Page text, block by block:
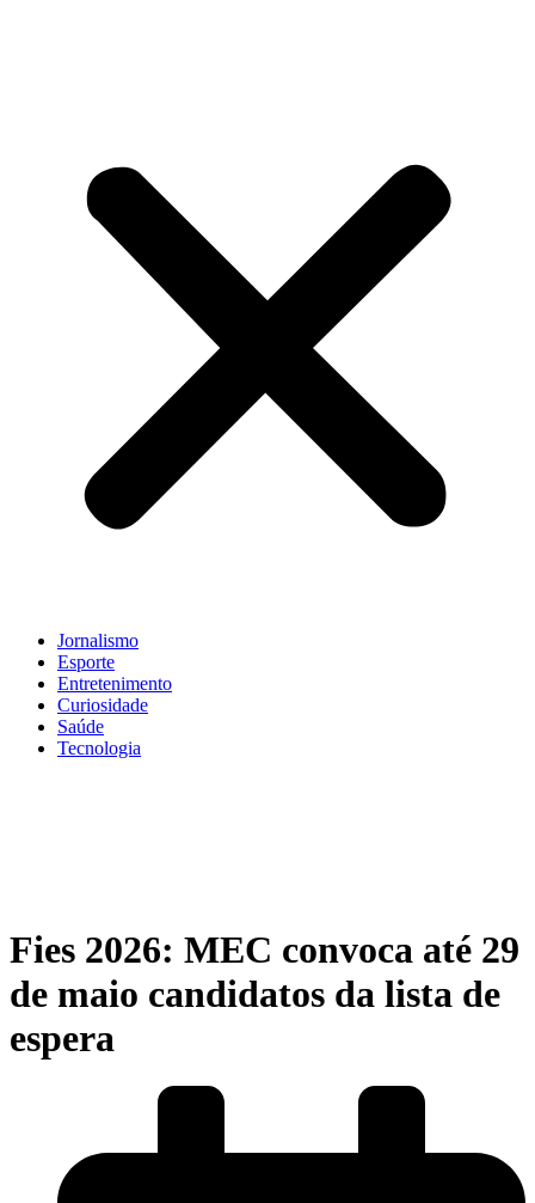
Jornalismo
Esporte
Entretenimento
Curiosidade
Saúde
Tecnologia
Fies 2026: MEC convoca até 29
de maio candidatos da lista de
espera